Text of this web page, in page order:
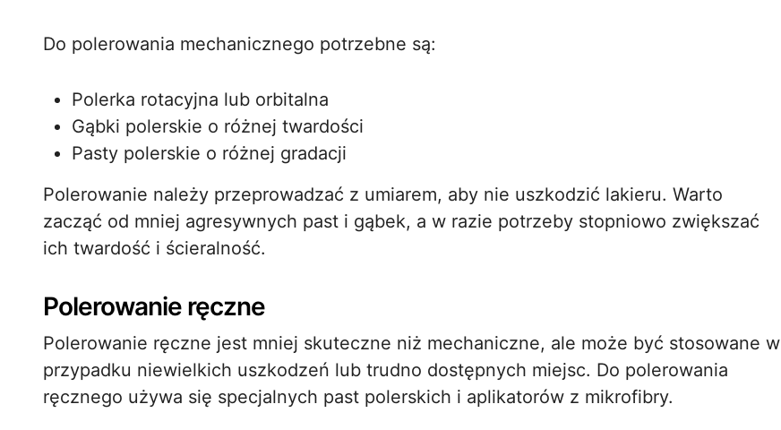
Do polerowania mechanicznego potrzebne są:
Polerka rotacyjna lub orbitalna
Gąbki polerskie o różnej twardości
Pasty polerskie o różnej gradacji
Polerowanie należy przeprowadzać z umiarem, aby nie uszkodzić lakieru. Warto
zacząć od mniej agresywnych past i gąbek, a w razie potrzeby stopniowo zwiększać
ich twardość i ścieralność.
Polerowanie ręczne
Polerowanie ręczne jest mniej skuteczne niż mechaniczne, ale może być stosowane w
przypadku niewielkich uszkodzeń lub trudno dostępnych miejsc. Do polerowania
ręcznego używa się specjalnych past polerskich i aplikatorów z mikrofibry.